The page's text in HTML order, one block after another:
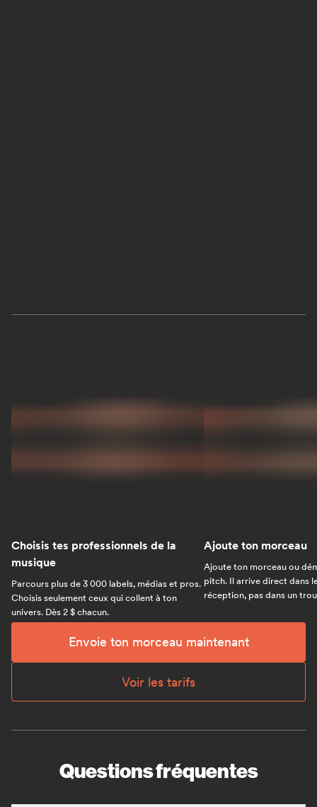
Choisis tes professionnels de la
musique
Parcours plus de 3 000 labels, médias et pros.
Choisis seulement ceux qui collent à ton
univers. Dès 2 $ chacun.
Ajoute ton morceau
Ajoute ton morceau ou
pitch. Il arrive direct dans
réception, pas dans un
Envoie ton morceau maintenant
Voir les tarifs
Questions fréquentes